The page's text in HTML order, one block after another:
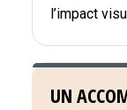
l’impact
UN